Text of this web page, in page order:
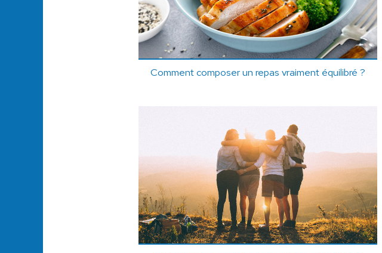
Comment composer un repas vraiment équilibré ?